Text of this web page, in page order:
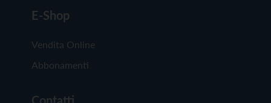
E-Shop
Vendita Online
Abbonamenti